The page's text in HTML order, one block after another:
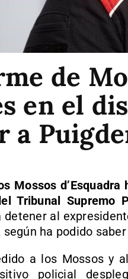
de
en el
a
Mossos
Tribunal Supremo
detener al
ha podido
a los Mossos y
policial